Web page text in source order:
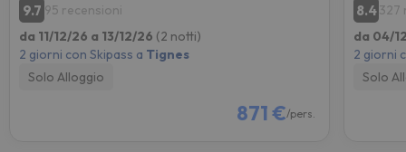
9.7 95 recensioni
da 11/12/26 a 13/12/26 (2 notti)
2 giorni con Skipass a Tignes
Solo Alloggio
871 €/pers.
8.4327
da 04/
2 giorni
Solo